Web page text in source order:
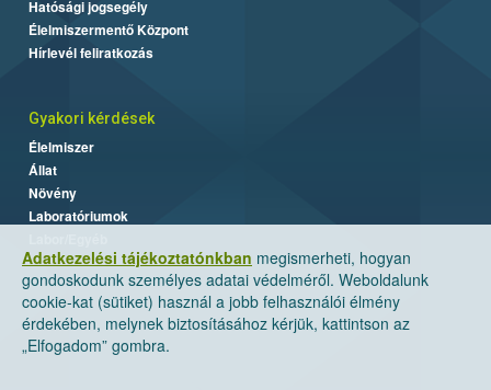
Adatkezelési tájékoztatónkban megismerheti, hogyan
gondoskodunk személyes adatai védelméről. Weboldalunk
cookie-kat (sütiket) használ a jobb felhasználói élmény
érdekében, melynek biztosításához kérjük, kattintson az
„Elfogadom” gombra.
Hatósági jogsegély
Élelmiszermentő Központ
Hírlevél feliratkozás
Gyakori kérdések
Élelmiszer
Állat
Növény
Laboratóriumok